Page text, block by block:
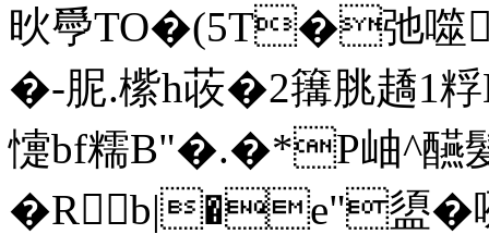
炚爳TO�(5T�弛噬
�-胒.橴h荍�2簼脁趫1粰
懥bf糯B"�.�*P岫^醼髮
�Rb|�e"盨� 咧